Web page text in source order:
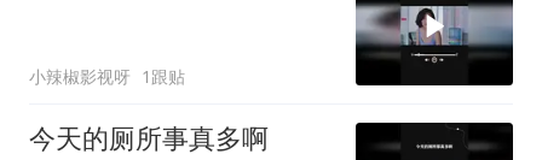
小辣椒影视呀 1跟贴
今天的厕所事真多啊